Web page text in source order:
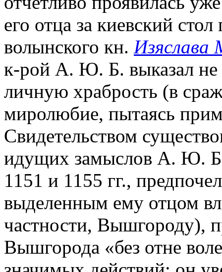
его отца за киевский
волынского кн. Изяслава
к-рой А. Ю. Б. выказал не
личную храбрость (в
миролюбие, пытаясь
Свидетельством
идущих замыслов А. Ю.
1151 и 1155 гг.,
выделенным ему отцом
частности, Вышгороду),
Вышгорода «без отне